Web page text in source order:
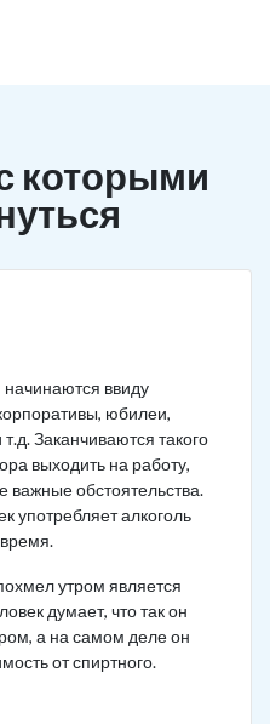
которыми
ввиду
юбилеи,
Заканчиваются такого
выходить на работу,
важные обстоятельства.
употребляет алкоголь
утром является
думает, что так он
а на самом деле он
от спиртного.